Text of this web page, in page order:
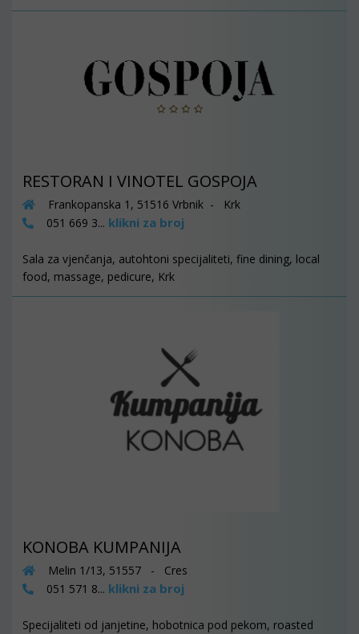
RESTORAN I VINOTEL GOSPOJA
Frankopanska 1, 51516 Vrbnik - Krk
051 669 3... klikni za broj
Sala za vjenčanja, autohtoni specijaliteti, fine dining, local
food, massage, pedicure, Krk
KONOBA KUMPANIJA
Melin 1/13, 51557 - Cres
051 571 8... klikni za broj
Specijaliteti od janjetine, hobotnica pod pekom, roasted